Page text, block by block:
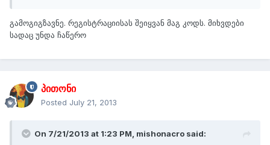
გამოგიგზავნე. რეგისტრაციისას შეიყვან მაგ კოდს. მიხვდები
სადაც უნდა ჩაწერო
პითონი
Posted July 21, 2013
On 7/21/2013 at 1:23 PM, mishonacro said: